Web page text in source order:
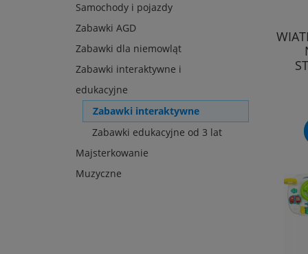
Samochody i pojazdy
Zabawki AGD
Zabawki dla niemowląt
Zabawki interaktywne i
edukacyjne
Zabawki interaktywne
Zabawki edukacyjne od 3 lat
Majsterkowanie
Muzyczne